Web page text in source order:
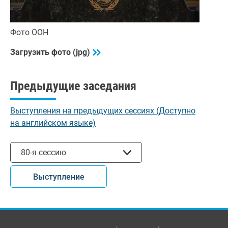
Фото ООН
Загрузить фото (jpg)
Предыдущие заседания
Выступления на предыдущих сессиях (Доступно
на английском языке)
80-я сессию
Выступление